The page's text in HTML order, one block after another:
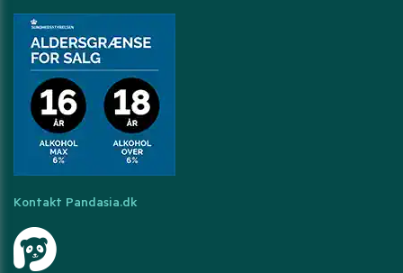
Kontakt Pandasia.dk